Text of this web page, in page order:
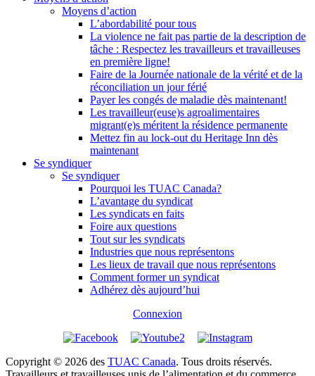
Moyens d’action
L’abordabilité pour tous
La violence ne fait pas partie de la description de
tâche : Respectez les travailleurs et travailleuses
en première ligne!
Faire de la Journée nationale de la vérité et de la
réconciliation un jour férié
Payer les congés de maladie dès maintenant!
Les travailleur(euse)s agroalimentaires
migrant(e)s méritent la résidence permanente
Mettez fin au lock-out du Heritage Inn dès
maintenant
Se syndiquer
Se syndiquer
Pourquoi les TUAC Canada?
L’avantage du syndicat
Les syndicats en faits
Foire aux questions
Tout sur les syndicats
Industries que nous représentons
Les lieux de travail que nous représentons
Comment former un syndicat
Adhérez dès aujourd’hui
Connexion
Copyright © 2026 des TUAC Canada. Tous droits réservés.